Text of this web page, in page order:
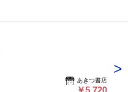
あきつ書店